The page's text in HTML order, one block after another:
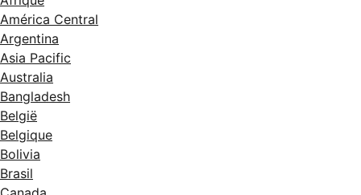
América Central
Argentina
Asia Pacific
Australia
Bangladesh
België
Belgique
Bolivia
Brasil